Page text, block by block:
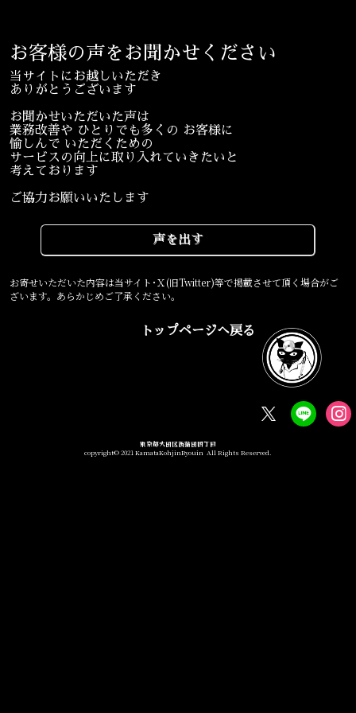
お客様の声をお聞かせください
当サイトにお越しいただき
ありがとうございます
お聞かせいただいた声は
業務改善や ひとりでも多くの お客様に
愉しんで いただくための
サービスの向上に取り入れていきたいと
考えております
ご協力お願いいたします
声を出す
お寄せいただいた内容は当サイト･Ｘ(旧Twitter)等で掲載させて頂く場合がご
ざいます。あらかじめご了承ください。
トップページへ戻る
東京都大田区西蒲田四丁目
copyright© 2021 KamataKohjinByouin All Rights Reserved.